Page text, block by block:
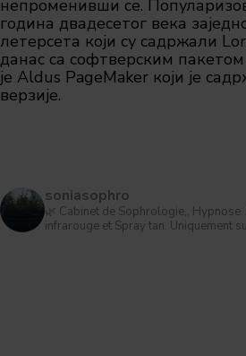
непроменивши се.
година двадесетог века
летерсета који су садржали
данас са софтверским
је Aldus PageMaker који је
верзије.
soniasophro
🌿 Cabinet de Sophrologie,,
infrarouge et Spray tan. Uniquement